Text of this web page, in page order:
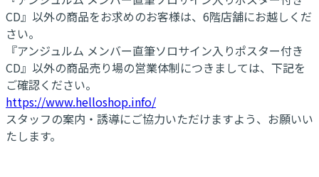
CD』以外の商品をお求めのお客様は、6階店舗にお越しくだ
さい。
『アンジュルム メンバー直筆ソロサイン入りポスター付き
CD』以外の商品売り場の営業体制につきましては、下記を
ご確認ください。
https://www.helloshop.info/
スタッフの案内・誘導にご協力いただけますよう、お願いい
たします。